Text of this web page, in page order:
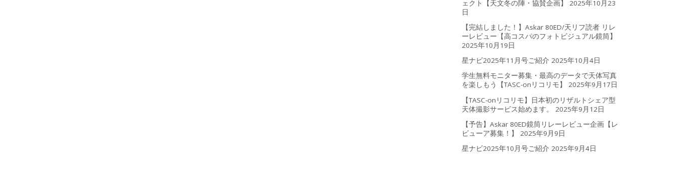
ェクト【天文冬の陣・協賛企画】
2025年10月23
日
【完結しました！】Askar 80ED/天リフ読者 リレ
ーレビュー【高コスパのフォトビジュアル鏡筒】
2025年10月19日
星ナビ2025年11月号ご紹介 2025年10月4日
学生無料モニター募集・最高のデータで天体写真
を楽しもう【TASC-onリコリモ】
2025年9月17日
【TASC-onリコリモ】日本初のリザルトシェア型
天体撮影サービス始めます。
2025年9月12日
【予告】Askar 80ED鏡筒リレーレビュー企画【レ
ビューア募集！】
2025年9月9日
星ナビ2025年10月号ご紹介 2025年9月4日